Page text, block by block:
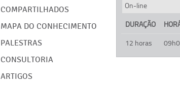
COMPARTILHADOS
MAPA DO CONHECIMENTO
PALESTRAS
CONSULTORIA
ARTIGOS
On-line
DURAÇÃO
12 horas